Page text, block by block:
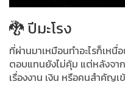
🐉 ปีมะโรง
ที่ผ่านมาเหมือนทำอะไรก็เห
ตอบแทนยังไม่คุ้ม แต่หลังจา
เรื่องงาน เงิน หรือคนสำคัญ